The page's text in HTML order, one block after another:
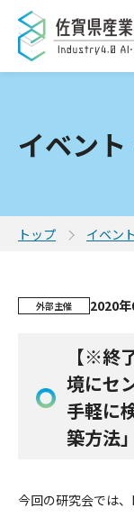
イベン
トップ イベン
外部主催 2020
【※終
境にセ
手軽に
築方法」
今回の研究会では